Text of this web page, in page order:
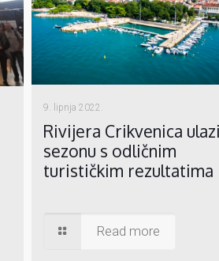
9. lipnja 2022.
Rivijera Crikvenica
sezonu s odličnim
turističkim rezultatima
Read more